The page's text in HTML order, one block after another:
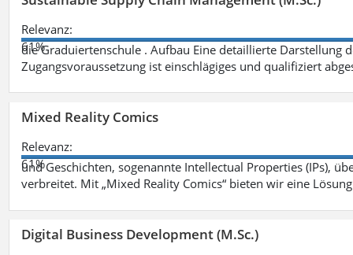
Relevanz:
61%
die Graduiertenschule . Aufbau Eine detaillierte Darstellung
Zugangsvoraussetzung ist einschlägiges und qualifiziert
Mixed Reality Comics
Relevanz:
61%
und Geschichten, sogenannte Intellectual Properties (IPs),
verbreitet. Mit „Mixed Reality Comics“ bieten wir eine
Digital Business Development (M.Sc.)